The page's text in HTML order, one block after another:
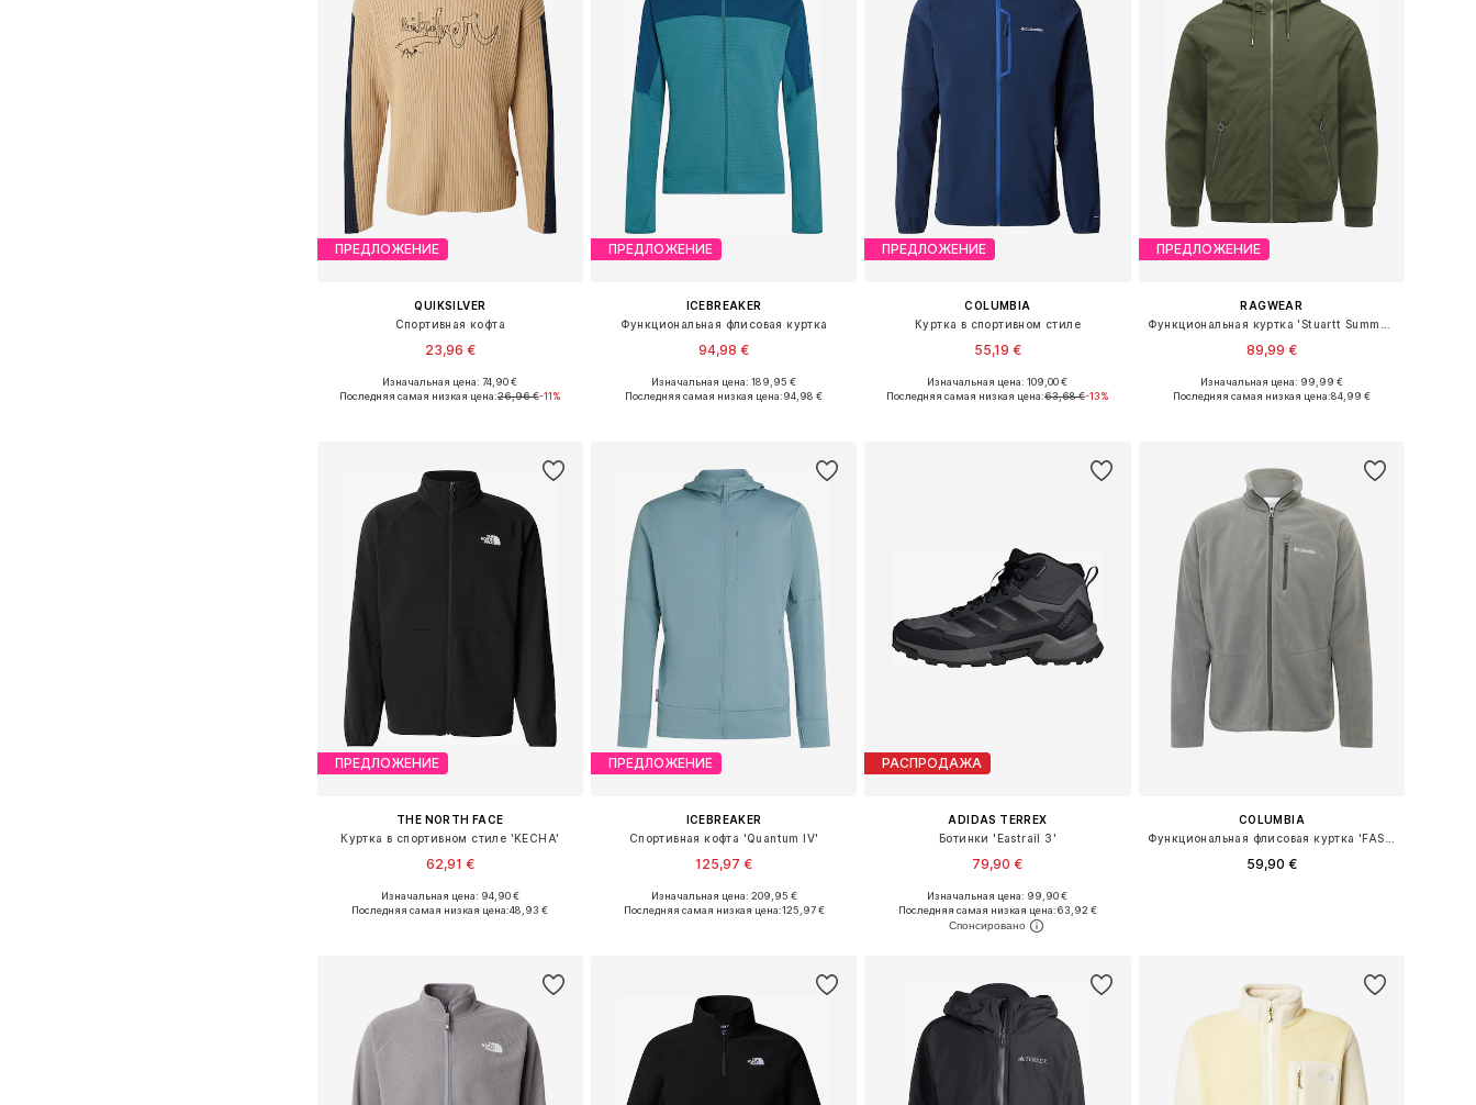
ПРЕДЛОЖЕНИЕ
QUIKSILVER
Спортивная кофта
23,96 €
Доступные размеры: S, M, L, XL
Изначальная цена: 74,90 €
Последняя самая низкая цена:26,96 €-11%
ПРЕДЛОЖЕНИЕ
ICEBREAKER
Функциональная флисовая куртка
94,98 €
Доступные размеры: S, M, L
Изначальная цена: 189,95 €
Последняя самая низкая цена:94,98 €
ПРЕДЛОЖЕНИЕ
COLUMBIA
Куртка в спортивном стиле
55,19 €
Доступные размеры: S, M, L, XL
Изначальная цена: 109,00 €
Последняя самая низкая цена:63,68 €-13%
ПРЕДЛОЖЕНИЕ
RAGWEAR
89,99 €
+3
Доступно множество размеров
Изначальная цена: 99,99 €
Последняя самая низкая цена:84,99 €
ПРЕДЛОЖЕНИЕ
THE NORTH FACE
Куртка в спортивном стиле 'KECHA'
62,91 €
Доступные размеры: S, M, L, XL
Изначальная цена: 94,90 €
Последняя самая низкая цена:48,93 €
ПРЕДЛОЖЕНИЕ
ICEBREAKER
Спортивная кофта 'Quantum IV'
125,97 €
Доступные размеры: S, M, L, XL, XXL
Изначальная цена: 209,95 €
Последняя самая низкая цена:125,97 €
РАСПРОДАЖА
ADIDAS TERREX
Ботинки 'Eastrail 3'
79,90 €
Доступно множество размеров
Добавить в корзину
Изначальная цена: 99,90 €
Последняя самая низкая цена:63,92 €
COLUMBIA
59,90 €